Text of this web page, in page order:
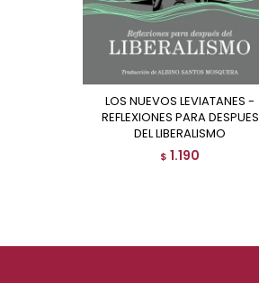
LOS NUEVOS LEVIATANES -
REFLEXIONES PARA DESPUES
DEL LIBERALISMO
$ 1.190